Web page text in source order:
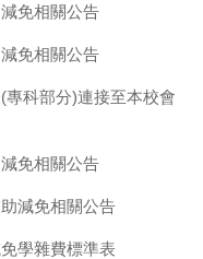
免相關公告
免相關公告
科部分)連接至本校會
免相關公告
減免相關公告
學雜費標準表